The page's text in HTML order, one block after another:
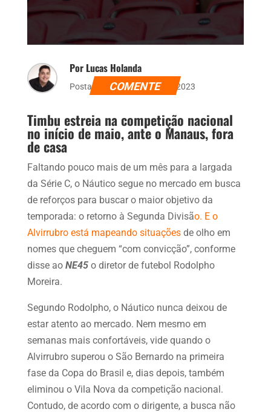
Por Lucas Holanda
Postado dia 28 de março de 2023
COMENTE
Timbu estreia na competição nacional
no início de maio, ante o Manaus, fora
de casa
Faltando pouco mais de um mês para a largada
da Série C, o Náutico segue no mercado em busca
de reforços para buscar o maior objetivo da
temporada: o retorno à Segunda Divisão. E o
Alvirrubro está mapeando situações de olho em
nomes que cheguem “com convicção”, conforme
disse ao NE45 o diretor de futebol Rodolpho
Moreira.
Segundo Rodolpho, o Náutico nunca deixou de
estar atento ao mercado. Nem mesmo em
semanas mais confortáveis, vide quando o
Alvirrubro superou o São Bernardo na primeira
fase da Copa do Brasil e, dias depois, também
eliminou o Vila Nova da competição nacional.
Contudo, de acordo com o dirigente, a busca não